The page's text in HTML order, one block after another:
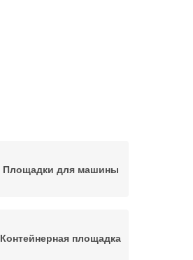
Площадки для машины
Контейнерная площадка